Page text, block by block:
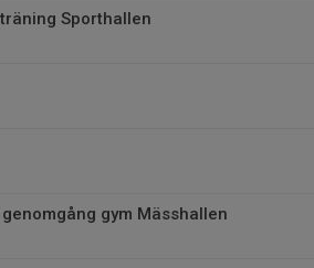
Sporthallen
gym Mässhallen